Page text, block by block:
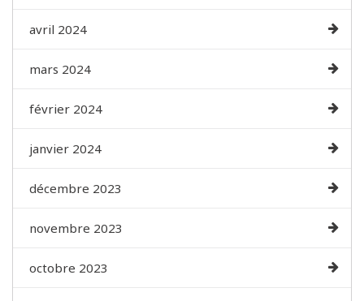
avril 2024
mars 2024
février 2024
janvier 2024
décembre 2023
novembre 2023
octobre 2023